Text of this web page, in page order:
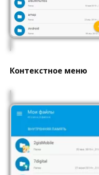
Контекстное меню